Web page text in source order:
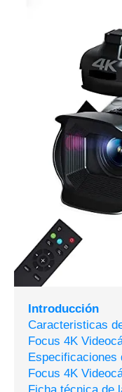
Introducción
Caracteristicas
Focus 4K
Especificaciones
Focus 4K